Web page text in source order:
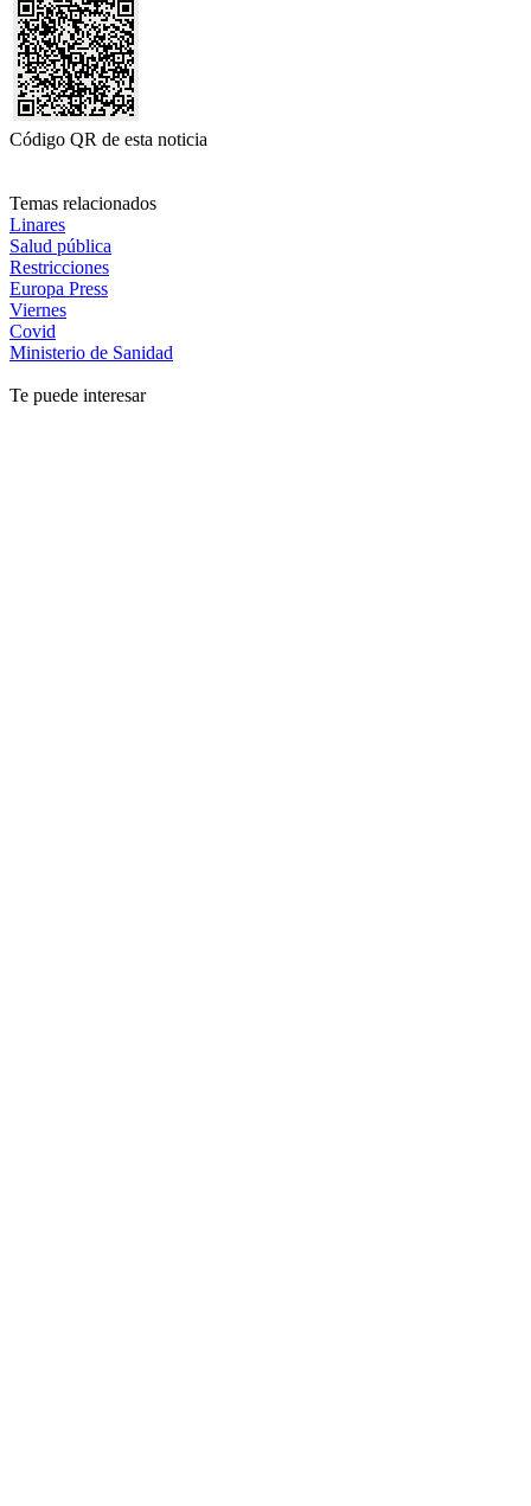
Código QR de esta noticia
Temas relacionados
Linares
Salud pública
Restricciones
Europa Press
Viernes
Covid
Ministerio de Sanidad
Te puede interesar